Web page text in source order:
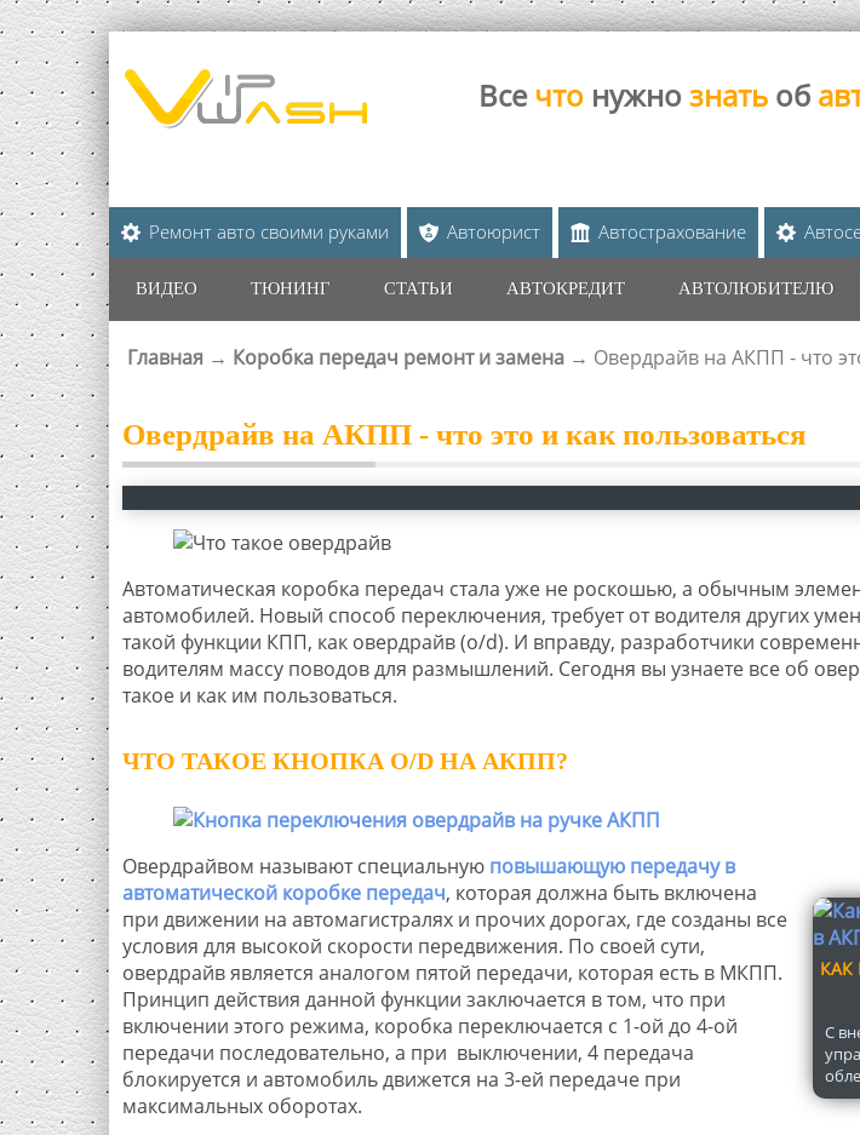
Все что нужно знать об
Ремонт авто своими руками Автоюрист Автострахование
ВИДЕО ТЮНИНГ СТАТЬИ АВТОКРЕДИТ АВТОЛЮБИТЕЛЮ
ВЫ ЗДЕСЬ
Главная → Коробка передач ремонт и замена → Овердрайв на АКПП - что
Овердрайв на АКПП - что это и как пользоваться
Автоматическая коробка передач стала уже не роскошью, а обычным
автомобилей. Новый способ переключения, требует от водителя других
такой функции КПП, как овердрайв (o/d). И вправду, разработчики
водителям массу поводов для размышлений. Сегодня вы узнаете все об
такое и как им пользоваться.
ЧТО ТАКОЕ КНОПКА O/D НА АКПП?
КАК
С
Овердрайвом называют специальную повышающую передачу в
автоматической коробке передач, которая должна быть включена
при движении на автомагистралях и прочих дорогах, где созданы все
условия для высокой скорости передвижения. По своей сути,
овердрайв является аналогом пятой передачи, которая есть в МКПП.
Принцип действия данной функции заключается в том, что при
включении этого режима, коробка переключается с 1-ой до 4-ой
передачи последовательно, а при выключении, 4 передача
блокируется и автомобиль движется на 3-ей передаче при
максимальных оборотах.